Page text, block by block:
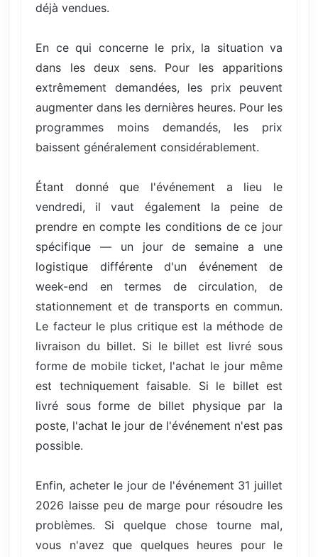
déjà vendues.
En ce qui concerne le prix, la situation va
dans les deux sens. Pour les apparitions
extrêmement demandées, les prix peuvent
augmenter dans les dernières heures. Pour les
programmes moins demandés, les prix
baissent généralement considérablement.
Étant donné que l'événement a lieu le
vendredi, il vaut également la peine de
prendre en compte les conditions de ce jour
spécifique — un jour de semaine a une
logistique différente d'un événement de
week-end en termes de circulation, de
stationnement et de transports en commun.
Le facteur le plus critique est la méthode de
livraison du billet. Si le billet est livré sous
forme de mobile ticket, l'achat le jour même
est techniquement faisable. Si le billet est
livré sous forme de billet physique par la
poste, l'achat le jour de l'événement n'est pas
possible.
Enfin, acheter le jour de l'événement 31 juillet
2026 laisse peu de marge pour résoudre les
problèmes. Si quelque chose tourne mal,
vous n'avez que quelques heures pour le